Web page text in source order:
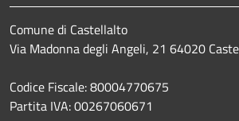
Comune di Castellalto
Via Madonna degli Angeli, 21 64020
Codice Fiscale: 80004770675
Partita IVA: 00267060671